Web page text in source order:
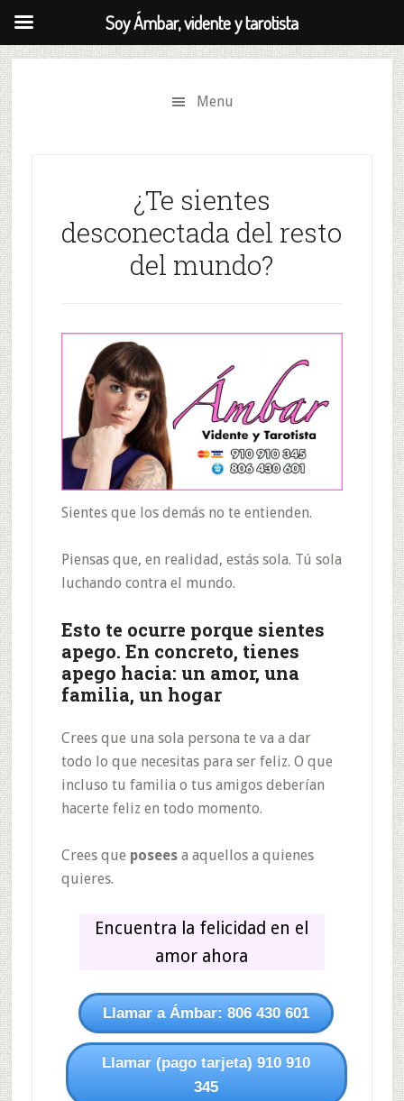
Skip
to
secondary
menu
Saltar
al
contenido
principal
Menu
¿Te sientes
desconectada del resto
del mundo?
Sientes que los demás no te entienden.
Piensas que, en realidad, estás sola. Tú sola
luchando contra el mundo.
Esto te ocurre porque sientes
apego. En concreto, tienes
apego hacia: un amor, una
familia, un hogar
Crees que una sola persona te va a dar
todo lo que necesitas para ser feliz. O que
incluso tu familia o tus amigos deberían
hacerte feliz en todo momento.
Crees que posees a aquellos a quienes
quieres.
Encuentra la felicidad en el
amor ahora
Llamar a Ámbar: 806 430 601
Llamar (pago tarjeta) 910 910
345
Soy Ámbar, vidente y tarotista